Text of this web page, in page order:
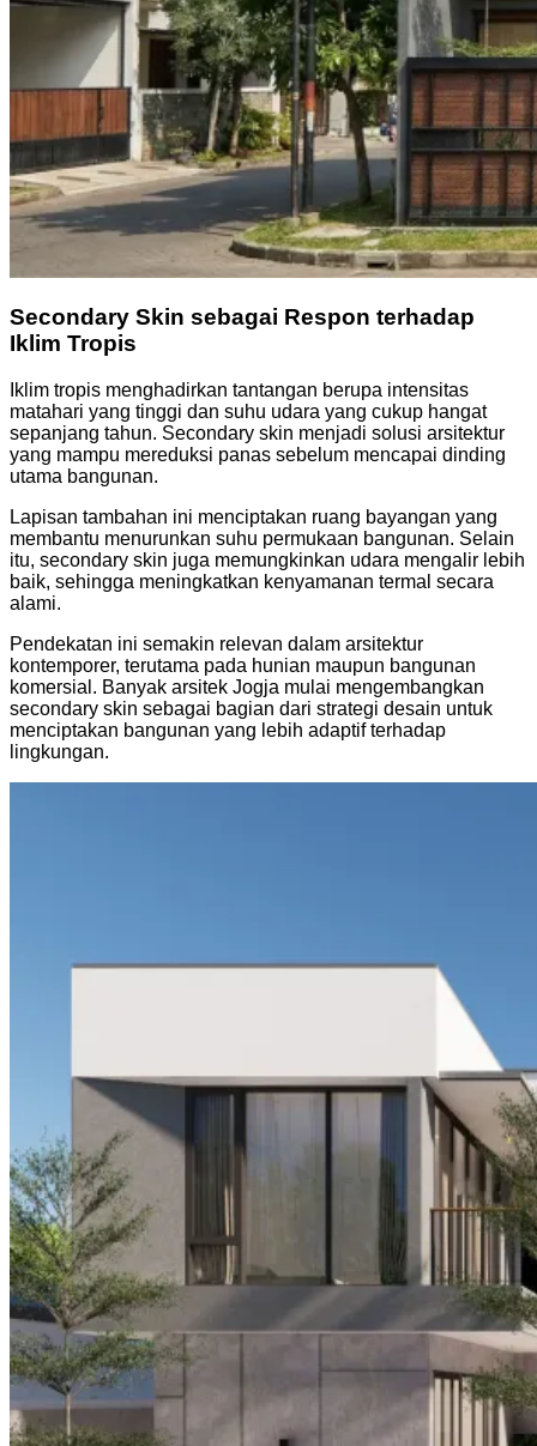
Secondary Skin sebagai Respon terhadap
Iklim Tropis
Iklim tropis menghadirkan tantangan berupa intensitas
matahari yang tinggi dan suhu udara yang cukup hangat
sepanjang tahun. Secondary skin menjadi solusi arsitektur
yang mampu mereduksi panas sebelum mencapai dinding
utama bangunan.
Lapisan tambahan ini menciptakan ruang bayangan yang
membantu menurunkan suhu permukaan bangunan. Selain
itu, secondary skin juga memungkinkan udara mengalir lebih
baik, sehingga meningkatkan kenyamanan termal secara
alami.
Pendekatan ini semakin relevan dalam arsitektur
kontemporer, terutama pada hunian maupun bangunan
komersial. Banyak arsitek Jogja mulai mengembangkan
secondary skin sebagai bagian dari strategi desain untuk
menciptakan bangunan yang lebih adaptif terhadap
lingkungan.